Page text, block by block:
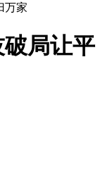
万家
局让平